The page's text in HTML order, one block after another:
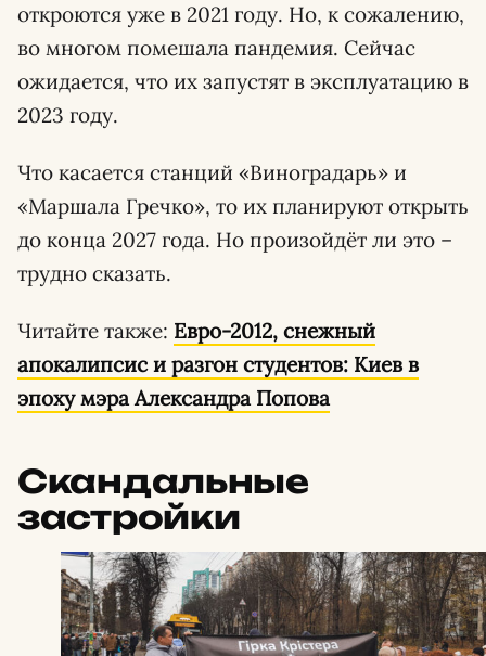
откроются уже в 2021 году. Но, к сожалению,
во многом помешала пандемия. Сейчас
ожидается, что их запустят в эксплуатацию в
2023 году.
Что касается станций «Виноградарь» и
«Маршала Гречко», то их планируют открыть
до конца 2027 года. Но произойдёт ли это –
трудно сказать.
Читайте также: Евро-2012, снежный
апокалипсис и разгон студентов: Киев в
эпоху мэра Александра Попова
Скандальные
застройки